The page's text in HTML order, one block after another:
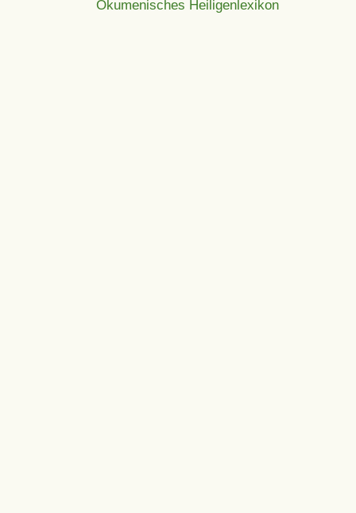
Ökumenisches Heiligenlexikon